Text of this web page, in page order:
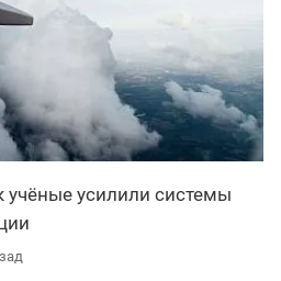
учёные усилили системы